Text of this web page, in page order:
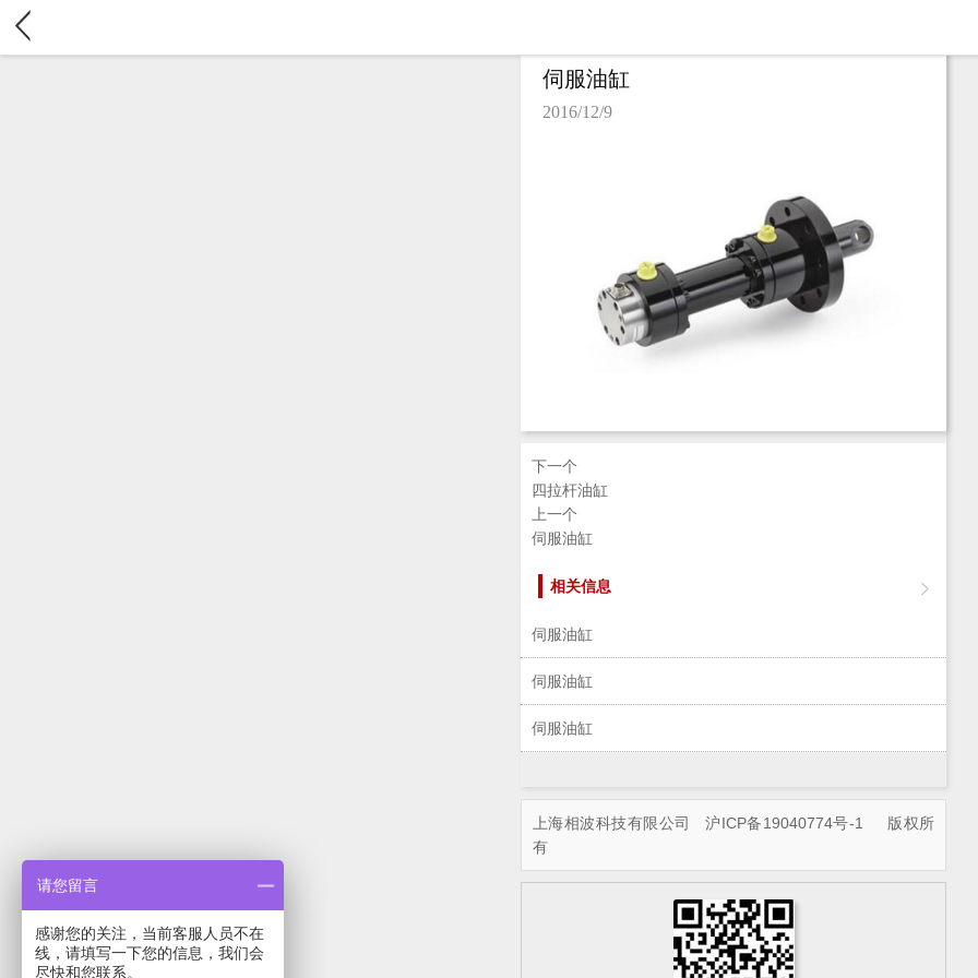
伺服油缸
2016/12/9
下一个
四拉杆油缸
上一个
伺服油缸
相关信息
伺服油缸
伺服油缸
伺服油缸
上海相波科技有限公司沪ICP备19040774号-1
版权所
有
请您留言
感谢您的关注，当前客服人员不在
线，请填写一下您的信息，我们会
尽快和您联系。